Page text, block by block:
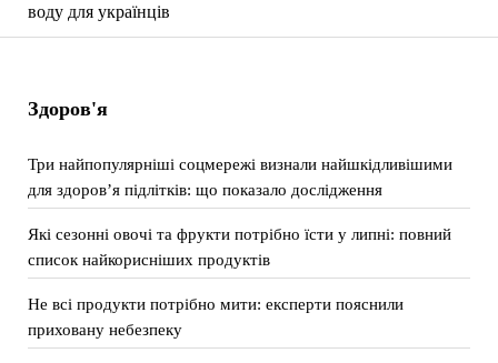
воду для українців
Здоров'я
Три найпопулярніші соцмережі визнали найшкідливішими
для здоров’я підлітків: що показало дослідження
Які сезонні овочі та фрукти потрібно їсти у липні: повний
список найкорисніших продуктів
Не всі продукти потрібно мити: експерти пояснили
приховану небезпеку